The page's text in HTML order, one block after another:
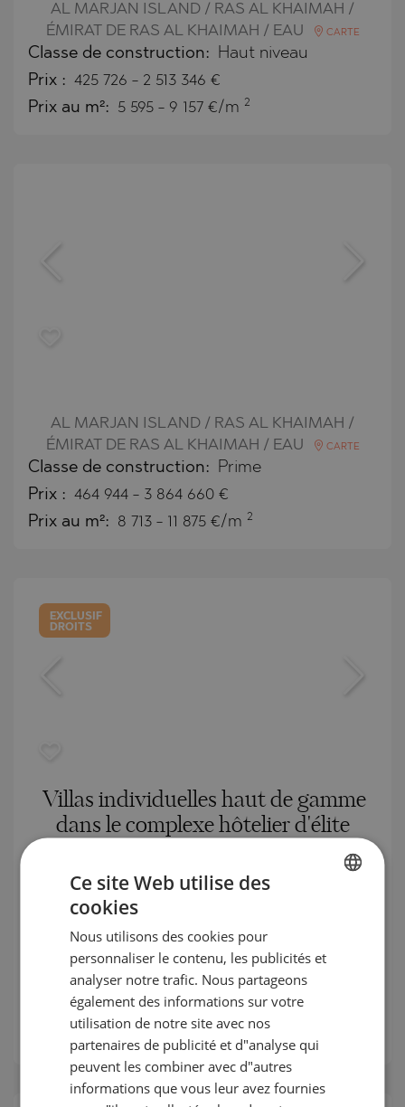
AL MARJAN ISLAND / RAS AL KHAIMAH /
ÉMIRAT DE RAS AL KHAIMAH / EAU
CARTE
Classe de construction: Haut niveau
Prix : 425 726 - 2 513 346 €
Prix au m²: 5 595 - 9 157 €/m 2
AL MARJAN ISLAND / RAS AL KHAIMAH /
ÉMIRAT DE RAS AL KHAIMAH / EAU
CARTE
Classe de construction: Prime
Prix : 464 944 - 3 864 660 €
Prix au m²: 8 713 - 11 875 €/m 2
EXCLUSIF
DROITS
Villas individuelles haut de gamme
dans le complexe hôtelier d'élite
Jacob & Co. Beachfront Living by
Ohana, sur la première ligne
maritime entre Abu Dhabi et Dubaï
AL JARF / ABU DHABI / ÉMIRAT D`ABOU DHABI
/ EAU
CARTE
Classe de construction: Prime
1 943 044 -21 196 846€
Prix au m²:
5 888 - 14 131 €/m 2
GERMAN
ROMANIAN
Ce site Web utilise des
cookies
Nous utilisons des cookies pour
personnaliser le contenu, les publicités et
analyser notre trafic. Nous partageons
également des informations sur votre
utilisation de notre site avec nos
partenaires de publicité et d"analyse qui
peuvent les combiner avec d"autres
informations que vous leur avez fournies